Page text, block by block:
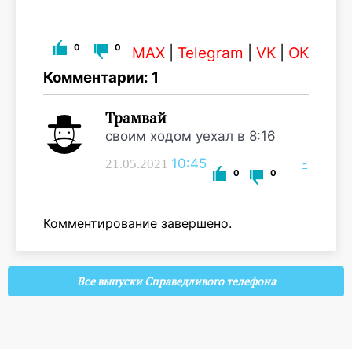
0 0 MAX Telegram VK
OK
Комментарии: 1
Трамвай
своим ходом уехал в 8:16
21.05.2021 10:45
0 0
-
Комментирование завершено.
Все выпуски Справедливого телефона